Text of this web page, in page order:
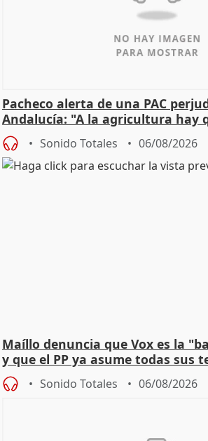
Pacheco alerta de una PAC
Andalucía: "A la agricultura hay
Sonido Totales 06/08/2026
Maíllo denuncia que Vox es la
y que el PP ya asume todas sus
Sonido Totales 06/08/2026